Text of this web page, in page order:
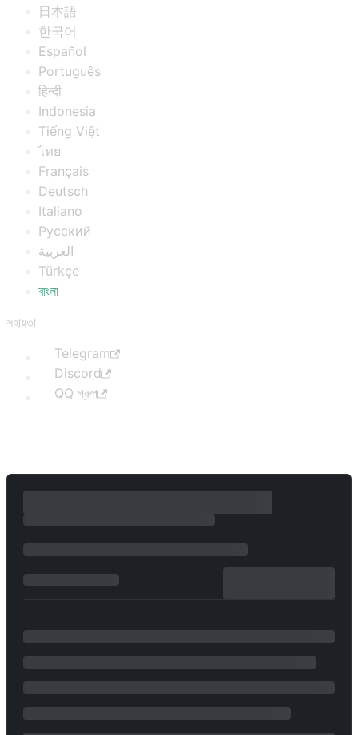
日本語
한국어
Español
Português
हिन्दी
Indonesia
Tiếng Việt
ไทย
Français
Deutsch
Italiano
Русский
العربية
Türkçe
বাংলা
সহায়তা
Telegram
Discord
QQ গ্রুপ